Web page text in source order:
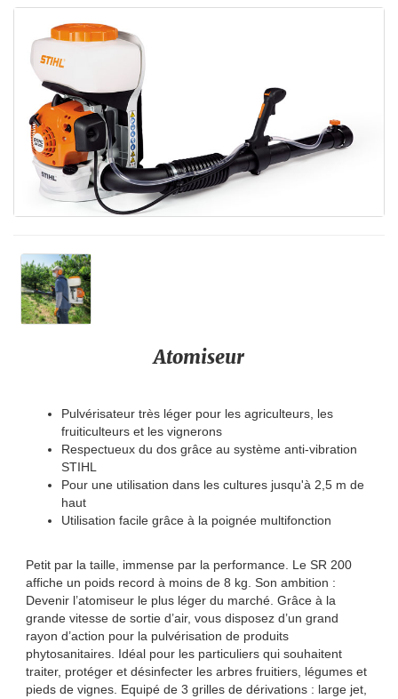
Atomiseur
Pulvérisateur très léger pour les agriculteurs, les
fruiticulteurs et les vignerons
Respectueux du dos grâce au système anti-vibration
STIHL
Pour une utilisation dans les cultures jusqu'à 2,5 m de
haut
Utilisation facile grâce à la poignée multifonction
Petit par la taille, immense par la performance. Le SR 200
affiche un poids record à moins de 8 kg. Son ambition :
Devenir l’atomiseur le plus léger du marché. Grâce à la
grande vitesse de sortie d’air, vous disposez d’un grand
rayon d’action pour la pulvérisation de produits
phytosanitaires. Idéal pour les particuliers qui souhaitent
traiter, protéger et désinfecter les arbres fruitiers, légumes et
pieds de vignes. Equipé de 3 grilles de dérivations : large jet,